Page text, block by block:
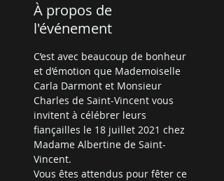
À propos de
l'événement
C’est avec beaucoup de bonheur
et d’émotion que Mademoiselle
Carla Darmont et Monsieur
Charles de Saint-Vincent vous
invitent à célébrer leurs
fiançailles le 18 juillet 2021 chez
Madame Albertine de Saint-
Vincent.
Vous êtes attendus pour fêter ce